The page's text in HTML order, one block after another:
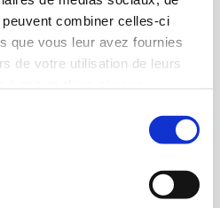
combiner celles-ci
que vous leur avez fournies
de votre utilisation de leurs
de nos événements !
envoyer notre programmation